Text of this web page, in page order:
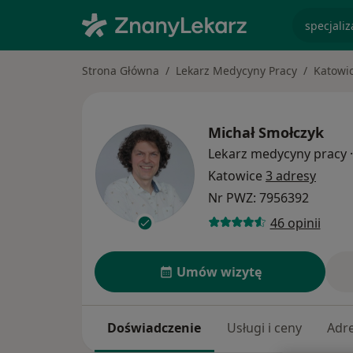
Strona Główna Lekarz Medycyny Pracy
Michał Smołczyk
Lekarz medycyny pracy ·
Katowice 3 adresy
Nr PWZ: 7956392
46 opinii
Umów wizytę
Doświadczenie Usługi i ceny